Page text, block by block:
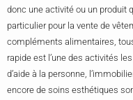
donc une activité ou un produit
particulier pour la vente de
compléments alimentaires,
rapide est l’une des activités
d’aide à la personne,
encore de soins esthétiques